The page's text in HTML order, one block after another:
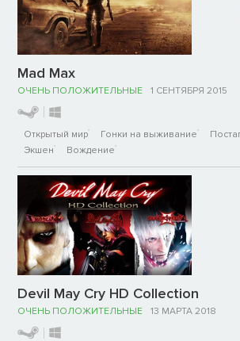
Mad Max
ОЧЕНЬ ПОЛОЖИТЕЛЬНЫЕ 1 СЕНТЯБРЯ 2015
Открытый мир Гонки на выживание
Экшен
Вождение
Devil May Cry HD Collection
ОЧЕНЬ ПОЛОЖИТЕЛЬНЫЕ 13 МАРТА 2018